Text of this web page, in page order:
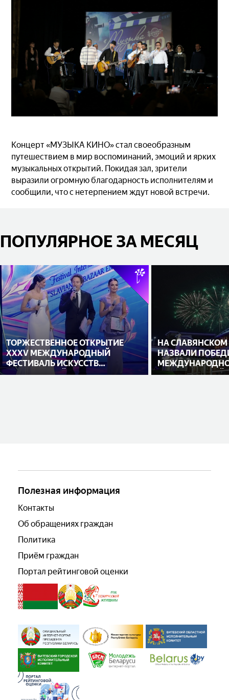
Концерт «МУЗЫКА КИНО» стал своеобразным
путешествием в мир воспоминаний, эмоций и ярких
музыкальных открытий. Покидая зал, зрители
выразили огромную благодарность исполнителям и
сообщили, что с нетерпением ждут новой встречи.
ПОПУЛЯРНОЕ ЗА МЕСЯЦ
ТОРЖЕСТВЕННОЕ ОТКРЫТИЕ
XXXV МЕЖДУНАРОДНЫЙ
ФЕСТИВАЛЬ ИСКУССТВ
«СЛАВЯНСКИЙ БАЗАР В
НА СЛАВЯНСКОМ
НАЗВАЛИ
ИСПОЛНИТЕЛЕЙ
Полезная информация
Контакты
Об обращениях граждан
Политика
Приём граждан
Портал рейтинговой оценки